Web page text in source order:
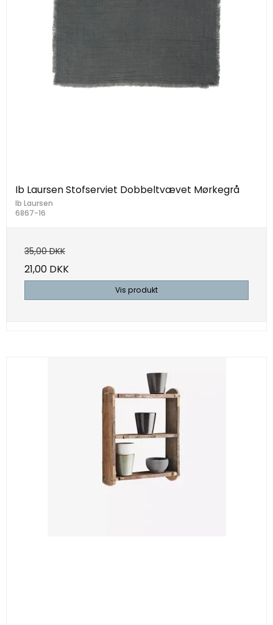
Ib Laursen Stofserviet Dobbeltvævet Mørkegrå
Ib Laursen
6867-16
35,00 DKK
21,00 DKK
Vis produkt